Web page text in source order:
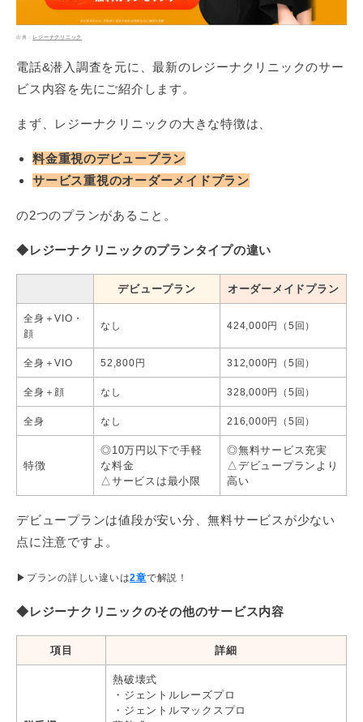
レジーナクリニック
電話&潜入調査を元に、最新のレジーナクリニックのサー
ビス内容を先にご紹介します。
まず、レジーナクリニックの大きな特徴は、
料金重視のデビュープラン
サービス重視のオーダーメイドプラン
の2つのプランがあること。
◆レジーナクリニックのプランタイプの違い
デビュープラン オーダーメイドプラン
全身＋VIO・
顔
なし 424,000円（5回）
全身＋VIO 52,800円 312,000円（5回）
全身＋顔 なし 328,000円（5回）
全身 なし 216,000円（5回）
特徴
◎10万円以下で手軽
な料金
△サービスは最小限
◎無料サービス充実
△デビュープランより
高い
デビュープランは値段が安い分、無料サービスが少ない
点に注意ですよ。
▶プランの詳しい違いは2章で解説！
◆レジーナクリニックのその他のサービス内容
項目 詳細
熱破壊式
・ジェントルレーズプロ
・ジェントルマックスプロ